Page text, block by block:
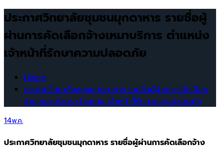
ประกาศวิทยาลัยชุมชนมุกดาหาร รายชื่อผู้
ผ่านการคัดเลือกจ้างเหมาบริการ ตำแหน่ง
เจ้าหน้าที่รักษาความปลอดภัย
Home
ประกาศวิทยาลัยชุมชนมุกดาหาร รายชื่อผู้ผ่านการคัดเลือก
จ้างเหมาบริการ ตำแหน่ง เจ้าหน้าที่รักษาความปลอดภัย
14พ.ค.
ประกาศวิทยาลัยชุมชนมุกดาหาร รายชื่อผู้ผ่านการคัดเลือกจ้าง